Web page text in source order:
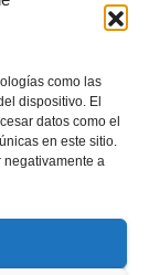
como las
dispositivo. El
datos como el
en este sitio.
negativamente a